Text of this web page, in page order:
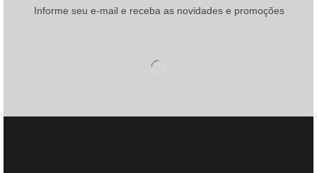
Informe seu e-mail e receba as novidades e promoções